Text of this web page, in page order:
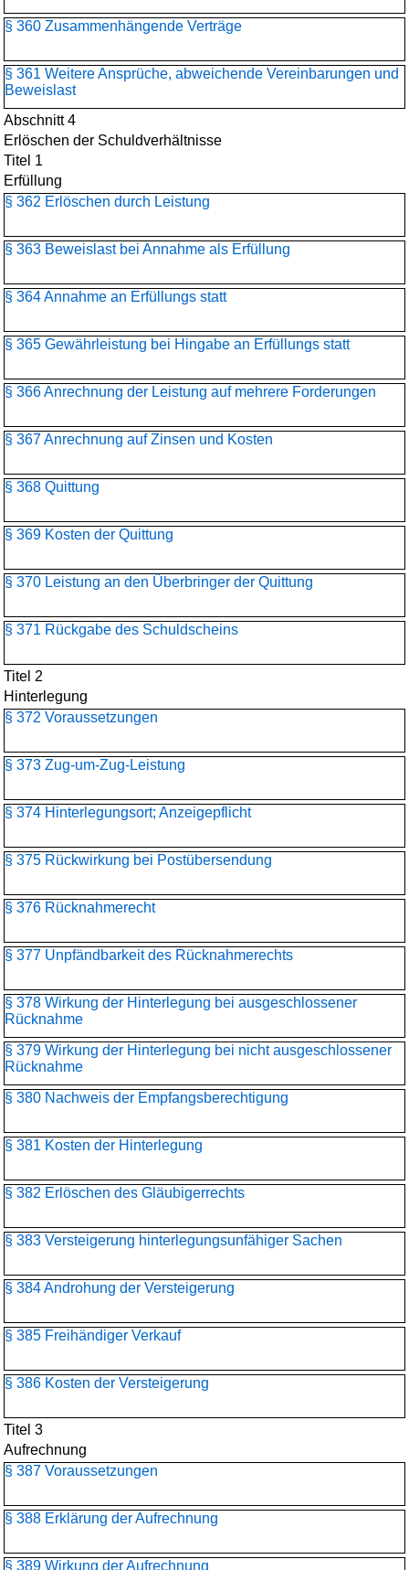
§ 360 Zusammenhängende Verträge
§ 361 Weitere Ansprüche, abweichende Vereinbarungen und
Beweislast
Abschnitt 4
Erlöschen der Schuldverhältnisse
Titel 1
Erfüllung
§ 362 Erlöschen durch Leistung
§ 363 Beweislast bei Annahme als Erfüllung
§ 364 Annahme an Erfüllungs statt
§ 365 Gewährleistung bei Hingabe an Erfüllungs statt
§ 366 Anrechnung der Leistung auf mehrere Forderungen
§ 367 Anrechnung auf Zinsen und Kosten
§ 368 Quittung
§ 369 Kosten der Quittung
§ 370 Leistung an den Überbringer der Quittung
§ 371 Rückgabe des Schuldscheins
Titel 2
Hinterlegung
§ 372 Voraussetzungen
§ 373 Zug-um-Zug-Leistung
§ 374 Hinterlegungsort; Anzeigepflicht
§ 375 Rückwirkung bei Postübersendung
§ 376 Rücknahmerecht
§ 377 Unpfändbarkeit des Rücknahmerechts
§ 378 Wirkung der Hinterlegung bei ausgeschlossener
Rücknahme
§ 379 Wirkung der Hinterlegung bei nicht ausgeschlossener
Rücknahme
§ 380 Nachweis der Empfangsberechtigung
§ 381 Kosten der Hinterlegung
§ 382 Erlöschen des Gläubigerrechts
§ 383 Versteigerung hinterlegungsunfähiger Sachen
§ 384 Androhung der Versteigerung
§ 385 Freihändiger Verkauf
§ 386 Kosten der Versteigerung
Titel 3
Aufrechnung
§ 387 Voraussetzungen
§ 388 Erklärung der Aufrechnung
§ 389 Wirkung der Aufrechnung